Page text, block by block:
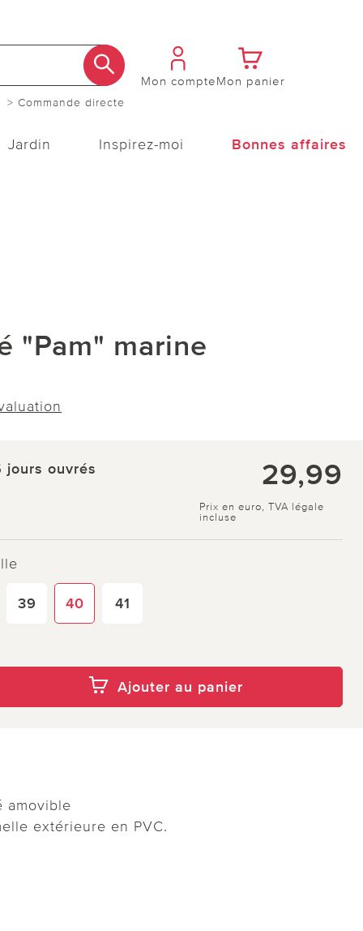
> Commande directe
Mon compteMon panier
Jardin Inspirez-moi Bonnes affaires
"Pam" marine
jours ouvrés 29,99
Prix en euro, TVA légale
incluse
39 40 41
Ajouter au panier
amovible
extérieure en PVC.